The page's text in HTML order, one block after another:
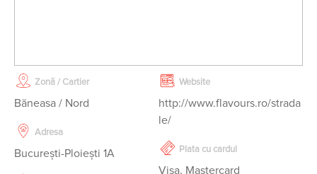
Zonă / Cartier
Băneasa / Nord
Adresa
București-Ploiești 1A
Website
http://www.flavours.ro/strada
le/
Plata cu cardul
Visa, Mastercard